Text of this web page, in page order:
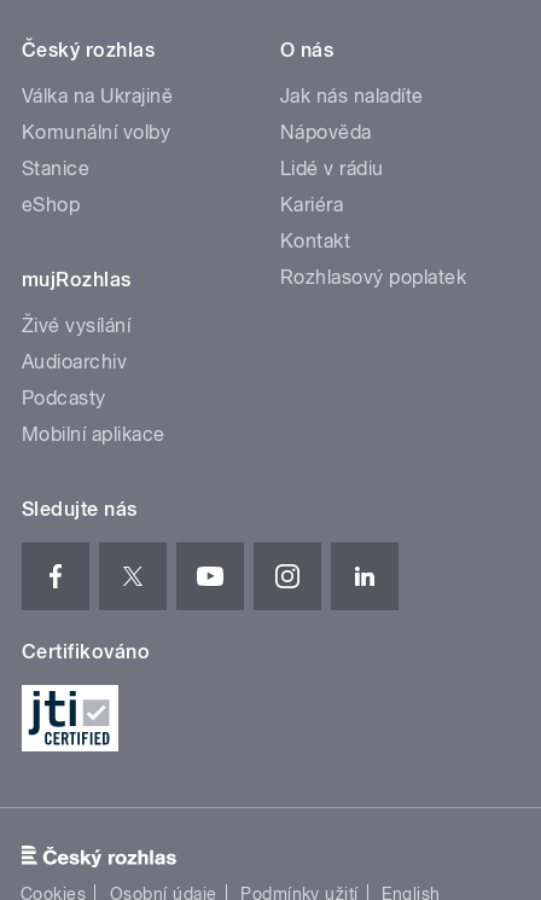
Český rozhlas
Válka na Ukrajině
Komunální volby
Stanice
eShop
mujRozhlas
Živé vysílání
Audioarchiv
Podcasty
Mobilní aplikace
O nás
Jak nás naladíte
Nápověda
Lidé v rádiu
Kariéra
Kontakt
Rozhlasový poplatek
Sledujte nás
Certifikováno
Cookies Osobní údaje Podmínky užití English